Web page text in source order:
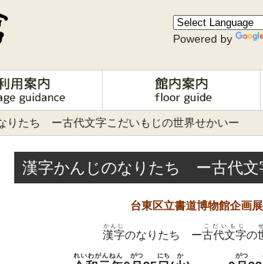
Powered by
りたち ー古代文字こだいもじの世界せかいー
漢字かんじのなりたち ー古代文
台東区立書道博物館企画展
漢字
かんじ
のなりたち ー古代文字
こだいもじ
の
れいわがんねん がつ にち か がつ